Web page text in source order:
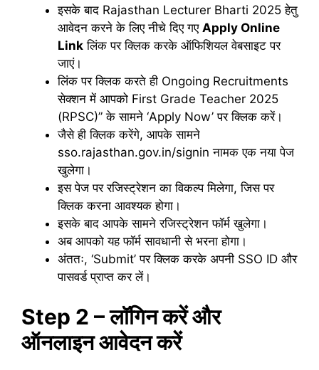
इसके बाद Rajasthan Lecturer Bharti 2025 हेतु
आवेदन करने के लिए नीचे दिए गए Apply Online
Link लिंक पर क्लिक करके ऑफिशियल वेबसाइट पर
जाएं।
लिंक पर क्लिक करते ही Ongoing Recruitments
सेक्शन में आपको First Grade Teacher 2025
(RPSC)” के सामने ‘Apply Now’ पर क्लिक करें।
जैसे ही क्लिक करेंगे, आपके सामने
sso.rajasthan.gov.in/signin नामक एक नया पेज
खुलेगा।
इस पेज पर रजिस्ट्रेशन का विकल्प मिलेगा, जिस पर
क्लिक करना आवश्यक होगा।
इसके बाद आपके सामने रजिस्ट्रेशन फॉर्म खुलेगा।
अब आपको यह फॉर्म सावधानी से भरना होगा।
अंततः, ‘Submit’ पर क्लिक करके अपनी SSO ID और
पासवर्ड प्राप्त कर लें।
Step 2 – लॉगिन करें और
ऑनलाइन आवेदन करें